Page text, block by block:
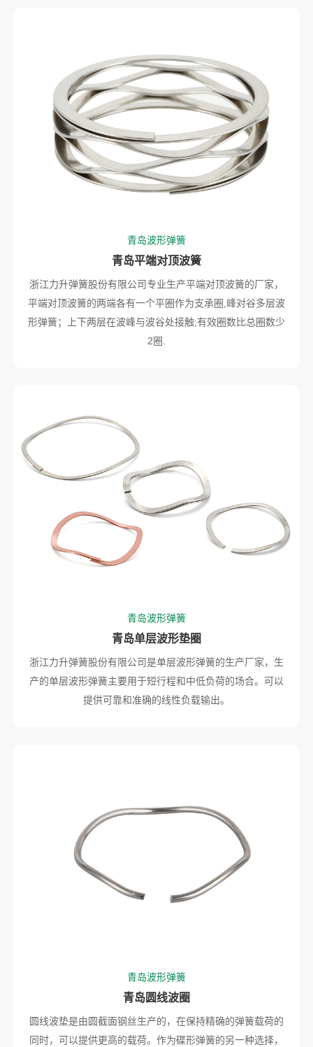
青岛波形弹簧
青岛平端对顶波簧
浙江力升弹簧股份有限公司专业生产平端对顶波簧的厂家，
平端对顶波簧的两端各有一个平圈作为支承圈,峰对谷多层波
形弹簧；上下两层在波峰与波谷处接触;有效圈数比总圈数少
2圈.
青岛波形弹簧
青岛单层波形垫圈
浙江力升弹簧股份有限公司是单层波形弹簧的生产厂家，生
产的单层波形弹簧主要用于短行程和中低负荷的场合。可以
提供可靠和准确的线性负载输出。
青岛波形弹簧
青岛圆线波圈
圆线波垫是由圆截面钢丝生产的，在保持精确的弹簧载荷的
同时，可以提供更高的载荷。作为碟形弹簧的另一种选择，